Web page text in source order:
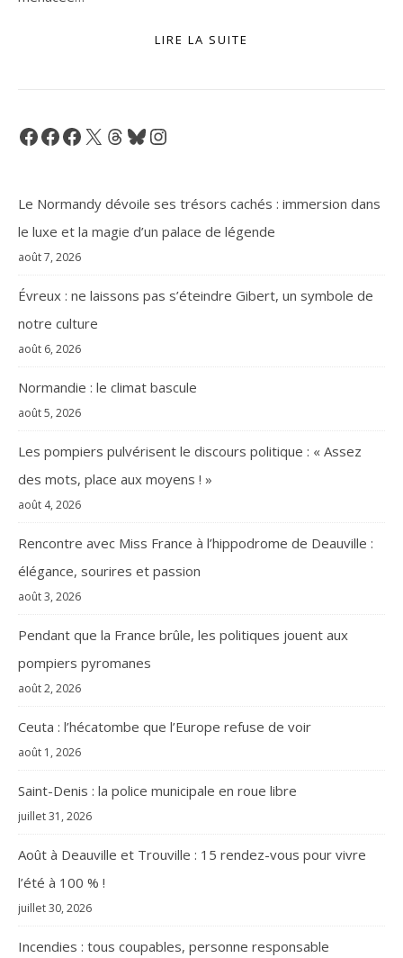
LIRE LA SUITE
Facebook
Facebook
Facebook
X Threads
BlueskyInstagram
Le Normandy dévoile ses trésors cachés : immersion dans
le luxe et la magie d’un palace de légende
août 7, 2026
Évreux : ne laissons pas s’éteindre Gibert, un symbole de
notre culture
août 6, 2026
Normandie : le climat bascule
août 5, 2026
Les pompiers pulvérisent le discours politique : « Assez
des mots, place aux moyens ! »
août 4, 2026
Rencontre avec Miss France à l’hippodrome de Deauville :
élégance, sourires et passion
août 3, 2026
Pendant que la France brûle, les politiques jouent aux
pompiers pyromanes
août 2, 2026
Ceuta : l’hécatombe que l’Europe refuse de voir
août 1, 2026
Saint-Denis : la police municipale en roue libre
juillet 31, 2026
Août à Deauville et Trouville : 15 rendez-vous pour vivre
l’été à 100 % !
juillet 30, 2026
Incendies : tous coupables, personne responsable